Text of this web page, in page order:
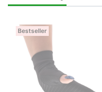
Bestseller